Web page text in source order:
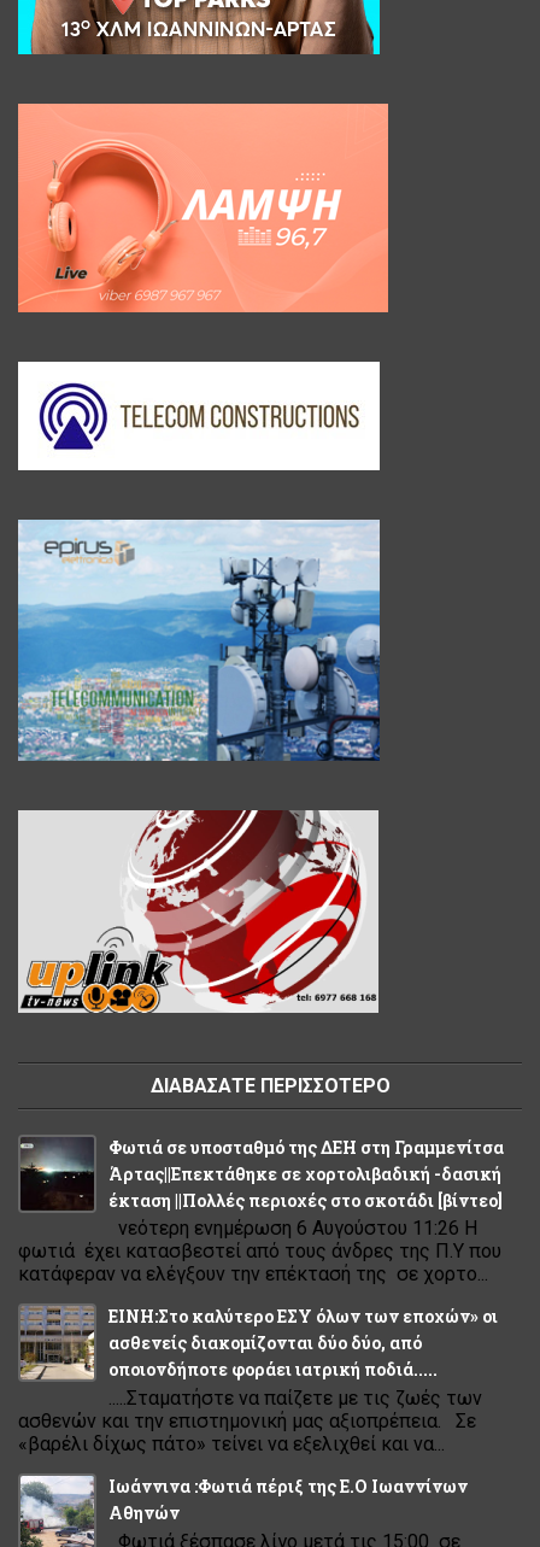
ΔΙΑΒΑΣΑΤΕ ΠΕΡΙΣΣΟΤΕΡΟ
Φωτιά σε υποσταθμό της ΔΕΗ στη Γραμμενίτσα
Άρτας||Επεκτάθηκε σε χορτολιβαδική -δασική
έκταση ||Πολλές περιοχές στο σκοτάδι [βίντεο]
νεότερη ενημέρωση 6 Αυγούστου 11:26 Η
φωτιά έχει κατασβεστεί από τους άνδρες της Π.Υ που
κατάφεραν να ελέγξουν την επέκτασή της σε χορτο...
ΕΙΝΗ:Στο καλύτερο ΕΣΥ όλων των εποχών» οι
ασθενείς διακομίζονται δύο δύο, από
οποιονδήποτε φοράει ιατρική ποδιά.....
.....Σταματήστε να παίζετε με τις ζωές των
ασθενών και την επιστημονική μας αξιοπρέπεια. Σε
«βαρέλι δίχως πάτο» τείνει να εξελιχθεί και να...
Ιωάννινα :Φωτιά πέριξ της Ε.Ο Ιωαννίνων
Αθηνών
Φωτιά ξέσπασε λίγο μετά τις 15:00 σε